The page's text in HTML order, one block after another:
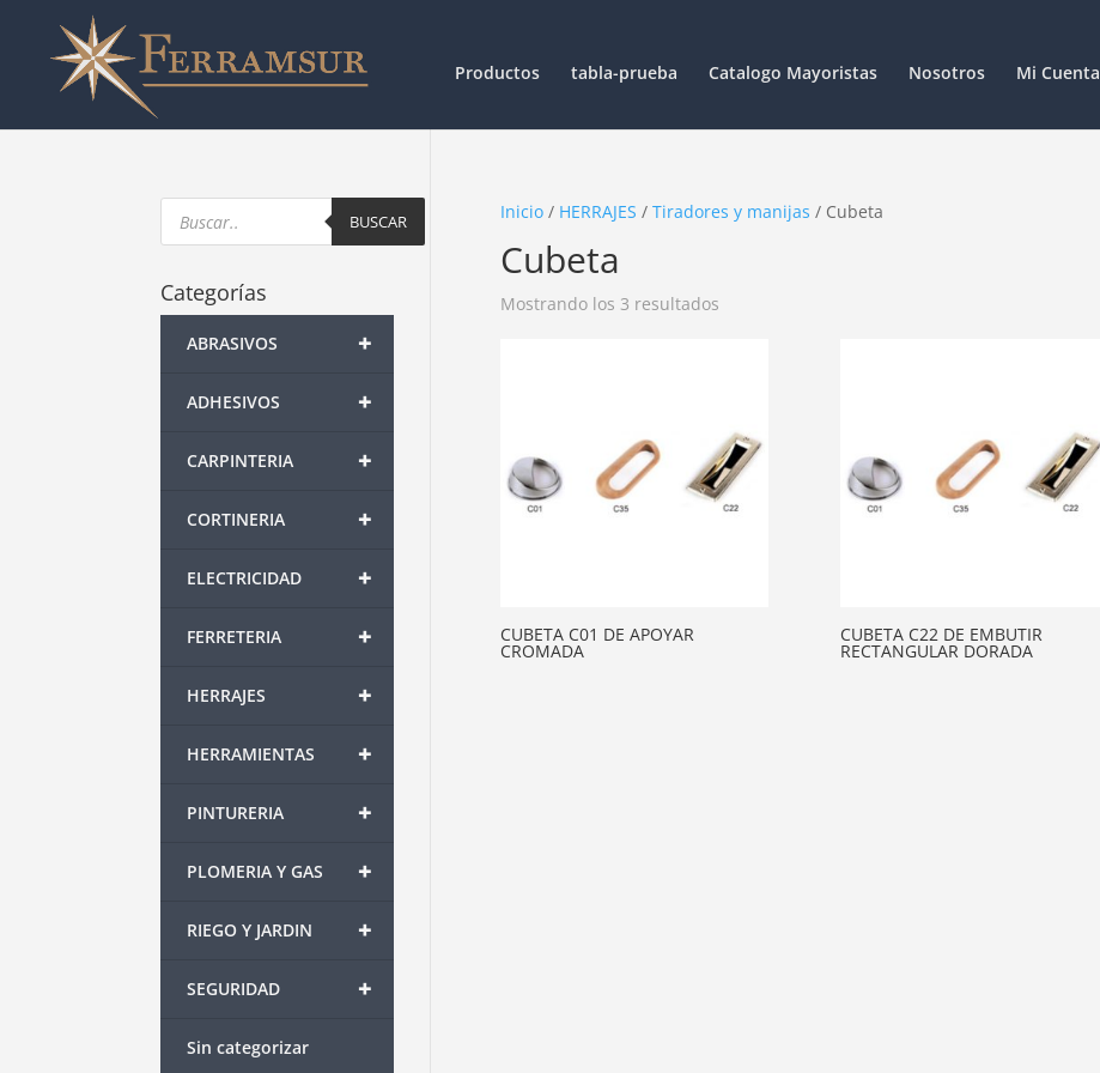
Productos tabla-prueba Catalogo Mayoristas Nosotros Mi Cuenta
Inicio/ HERRAJES / Tiradores y manijas / Cubeta
Cubeta
Mostrando los 3 resultados
CUBETA C01 DE APOYAR
CROMADA
CUBETA C22 DE EMBUTIR
RECTANGULAR DORADA
Products
search BUSCAR
Categorías
+
ABRASIVOS
+
ADHESIVOS
+
CARPINTERIA
+
CORTINERIA
+
ELECTRICIDAD
+
FERRETERIA
+
HERRAJES
+
HERRAMIENTAS
+
PINTURERIA
+
PLOMERIA Y GAS
+
RIEGO Y JARDIN
+
SEGURIDAD
Sin categorizar